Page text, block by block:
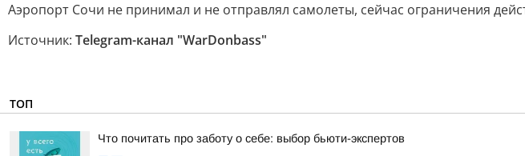
Аэропорт Сочи не принимал и не отправлял самолеты, сейчас ограничения
Источник: Telegram-канал "WarDonbass"
ТОП
Что почитать про заботу о себе: выбор бьюти-экспертов